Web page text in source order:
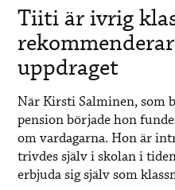
Tiiti är ivrig
uppdraget
När Kirsti Salminen, som
pension började hon
om vardagarna. Hon är
trivdes själv i skolan i
erbjuda sig själv som